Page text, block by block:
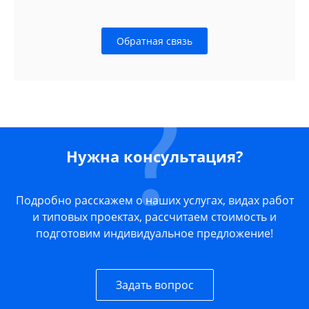
Обратная связь
Нужна консультация?
Подробно расскажем о наших услугах, видах работ
и типовых проектах, рассчитаем стоимость и
подготовим индивидуальное предложение!
Задать вопрос